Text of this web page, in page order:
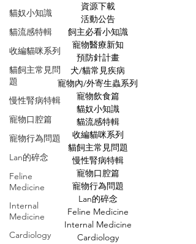
貓奴小知識
貓流感特輯
收編貓咪系列
貓飼主常見問
題
慢性腎病特輯
寵物口腔篇
寵物行為問題
Lan的碎念
Feline
Medicine
Internal
Medicine
Cardiology
資源下載
活動公告
飼主必看小知識
寵物醫療新知
預防針計畫
犬/貓常見疾病
寵物內/外寄生蟲系列
寵物飲食篇
貓奴小知識
貓流感特輯
收編貓咪系列
貓飼主常見問題
慢性腎病特輯
寵物口腔篇
寵物行為問題
Lan的碎念
Feline Medicine
Internal Medicine
Cardiology